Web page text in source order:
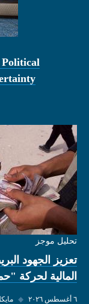
Political
تحليل موجز
تعزيز الجهود
المالية لحركة
٦ أغسطس ٢٠٢٦ ◆